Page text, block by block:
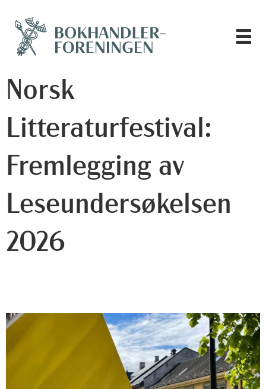
Norsk
Litteraturfestival:
Fremlegging av
Leseundersøkelsen
2026